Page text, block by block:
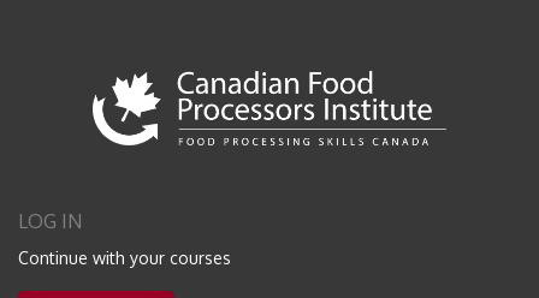
LOG IN
Continue with your courses